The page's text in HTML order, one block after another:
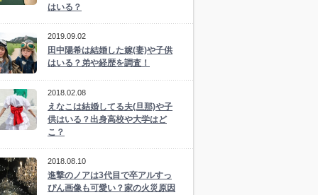
はいる？
2019.09.02
田中陽希は結婚した嫁(妻)や子供
はいる？弟や経歴を調査！
2018.02.08
えなこは結婚してる夫(旦那)や子
供はいる？出身高校や大学はど
こ？
2018.08.10
進撃のノアは3代目で卒アルすっ
ぴん画像も可愛い？家の火災原因